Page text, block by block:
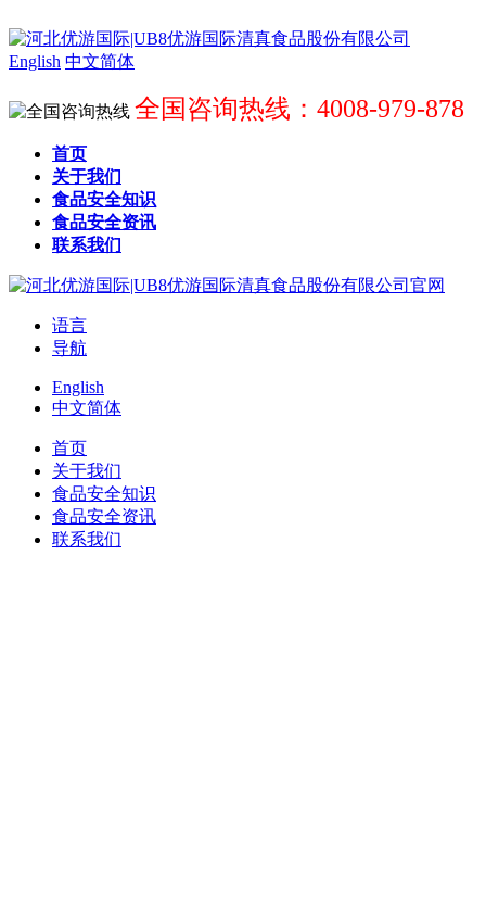
English 中文简体
全国咨询热线：4008-979-878
首页
关于我们
食品安全知识
食品安全资讯
联系我们
语言
导航
English
中文简体
首页
关于我们
食品安全知识
食品安全资讯
联系我们